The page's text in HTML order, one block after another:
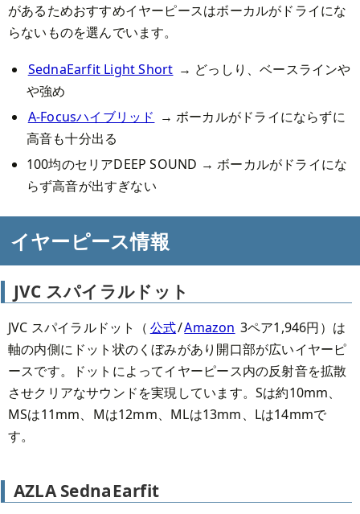
があるためおすすめイヤーピースはボーカルがドライにな
らないものを選んでいます。
SednaEarfit Light Short → どっしり、ベースラインや
や強め
A-Focusハイブリッド → ボーカルがドライにならずに
高音も十分出る
100均のセリアDEEP SOUND → ボーカルがドライにな
らず高音が出すぎない
イヤーピース情報
JVC スパイラルドット
JVC スパイラルドット（ 公式/Amazon 3ペア1,946円）は
軸の内側にドット状のくぼみがあり開口部が広いイヤーピ
ースです。ドットによってイヤーピース内の反射音を拡散
させクリアなサウンドを実現しています。Sは約10mm、
MSは11mm、Mは12mm、MLは13mm、Lは14mmで
す。
AZLA SednaEarfit